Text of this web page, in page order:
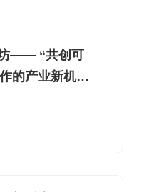
—— “共创可
的产业新机